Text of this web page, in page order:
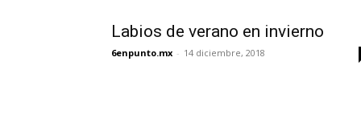
Labios de verano en invierno
6enpunto.mx - 14 diciembre, 2018